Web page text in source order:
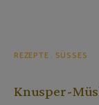
REZEPTE SÜSSES
Knusper-